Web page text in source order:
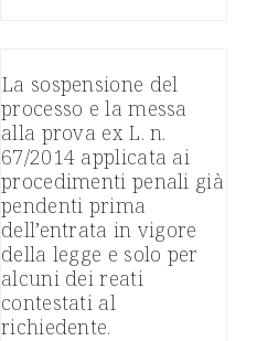
La sospensione del
processo e la messa
alla prova ex L. n.
67/2014 applicata ai
procedimenti penali già
pendenti prima
dell’entrata in vigore
della legge e solo per
alcuni dei reati
contestati al
richiedente.